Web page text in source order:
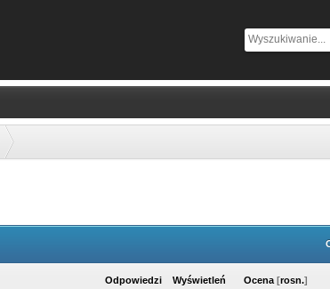
Odpowiedzi Wyświetleń Ocena [rosn.]